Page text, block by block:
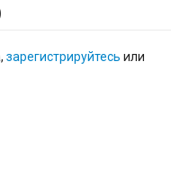
зарегистрируйтесь или